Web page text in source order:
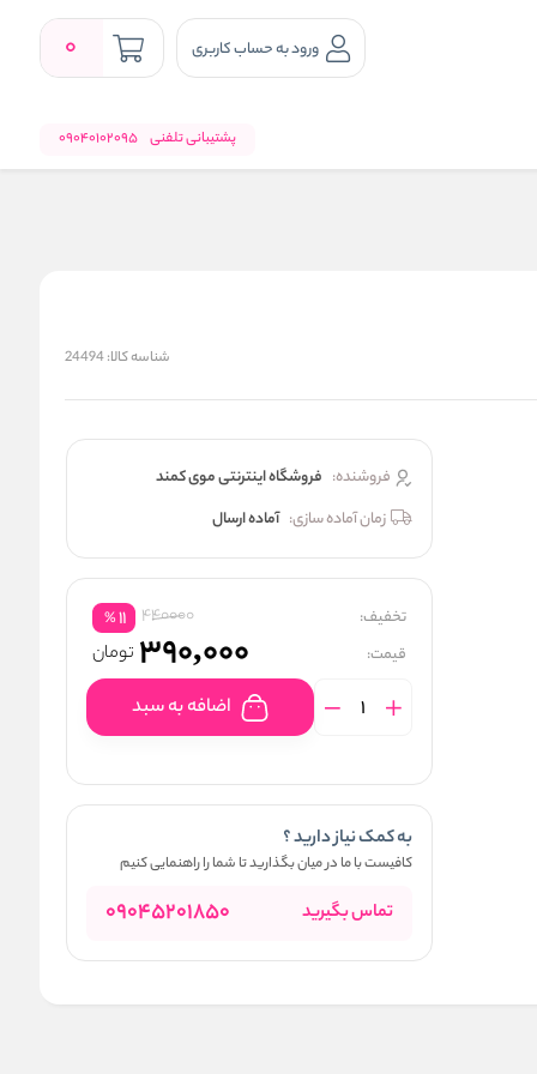
ورود به حساب کاربری 0
پشتیبانی تلفنی 09040102095
شناسه کالا:24494
فروشنده: فروشگاه اینترنتی موی کمند
زمان آماده سازی: آماده ارسال
تخفیف: 440000
11
%
قیمت: 390,000 تومان
اضافه به سبد
به کمک نیاز دارید ؟
کافیست با ما در میان بگذارید تا شما را راهنمایی کنیم
تماس بگیرید 09045201850